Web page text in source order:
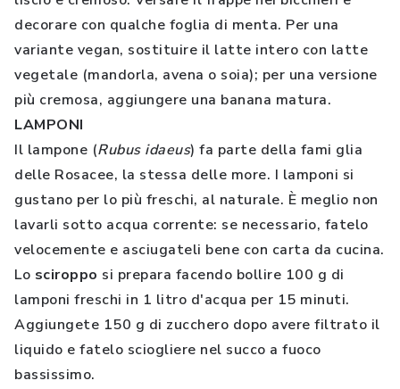
decorare con qualche foglia di menta. Per una
variante vegan, sostituire il latte intero con latte
vegetale (mandorla, avena o soia); per una versione
più cremosa, aggiungere una banana matura.
LAMPONI
Il lampone (Rubus idaeus) fa parte della fami glia
delle Rosacee, la stessa delle more. I lamponi si
gustano per lo più freschi, al naturale. È meglio non
lavarli sotto acqua corrente: se necessario, fatelo
velocemente e asciugateli bene con carta da cucina.
Lo sciroppo si prepara facendo bollire 100 g di
lamponi freschi in 1 litro d'acqua per 15 minuti.
Aggiungete 150 g di zucchero dopo avere filtrato il
liquido e fatelo sciogliere nel succo a fuoco
bassissimo.